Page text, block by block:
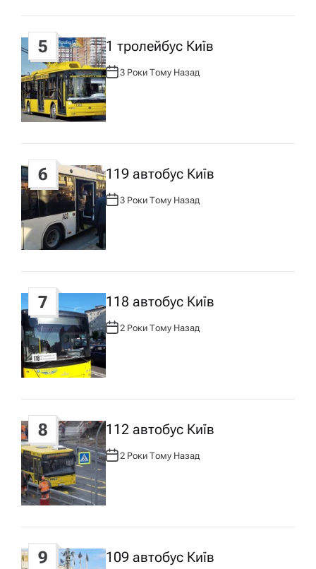
5 1 тролейбус Київ
А
В
Т
О
Р
:
3 Роки Тому Назад
6 119 автобус Київ
А
Р
:
3 Роки Тому Назад
7 118 автобус Київ
А
В
Т
Р
:
2 Роки Тому Назад
8 112 автобус Київ
А
В
О
Р
:
2 Роки Тому Назад
9 109 автобус Київ